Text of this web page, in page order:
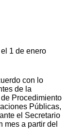
1 de enero
con lo
de la
Procedimiento
Públicas,
el Secretario
mes a partir del